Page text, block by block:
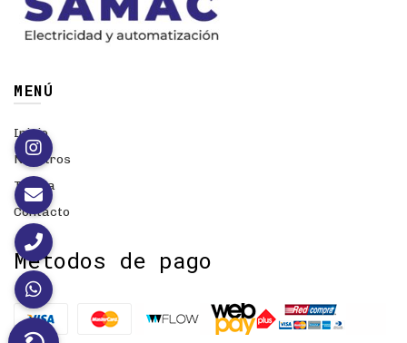
MENÚ
Inicio
Nosotros
Tienda
Contacto
Métodos de pago